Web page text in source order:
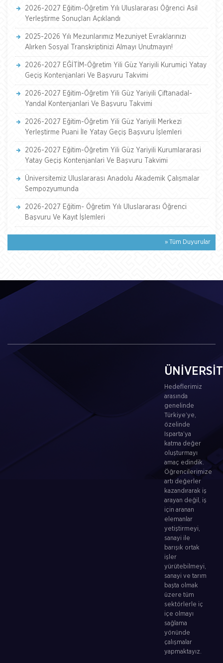
2026-2027 Eğitim-Öğretim Yılı Uluslararası Öğrenci Asil
Yerleştirme Sonuçları Açıklandı
2025-2026 Yılı Mezunlarımız Mezuniyet Evraklarınızı
Alırken Sosyal Transkriptinizi Almayı Unutmayın!
2026-2027 EĞİTİM-Öğretim Yili Güz Yariyili Kurumiçi Yatay
Geçiş Kontenjanlari Ve Başvuru Takvimi
2026-2027 Eğitim-Öğretim Yili Güz Yariyili Çiftanadal-
Yandal Kontenjanlari Ve Başvuru Takvimi
2026-2027 Eğitim-Öğretim Yili Güz Yariyili Merkezi
Yerleştirme Puani İle Yatay Geçiş Başvuru İşlemleri
2026-2027 Eğitim-Öğretim Yili Güz Yariyili Kurumlararasi
Yatay Geçiş Kontenjanlari Ve Başvuru Takvimi
Üniversitemiz Uluslararası Anadolu Akademik Çalışmalar
Sempozyumunda
2026-2027 Eğitim- Öğretim Yılı Uluslararası Öğrenci
Başvuru Ve Kayıt İşlemleri
» Tüm Duyurular
Hedeflerimiz
arasında
genelinde
Türkiye’ye,
özelinde
Isparta’ya
katma değer
oluşturmayı
amaç edindik.
Öğrencilerimize
artı değerler
kazandırarak iş
arayan değil, iş
için aranan
elemanlar
yetiştirmeyi,
sanayi ile
barışık ortak
işler
yürütebilmeyi,
sanayi ve tarım
başta olmak
üzere tüm
sektörlerle iç
içe olmayı
sağlama
yönünde
çalışmalar
yapmaktayız.